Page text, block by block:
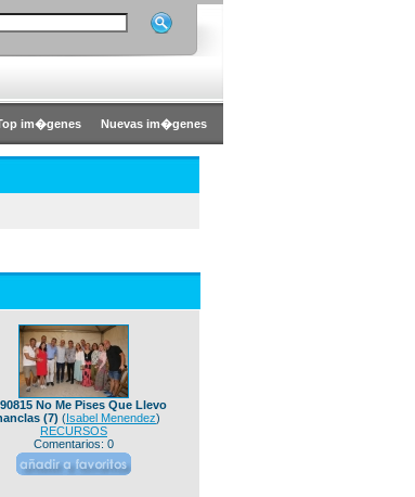
im�genes Nuevas im�genes
No Me Pises Que Llevo
(7) (Isabel Menendez)
RECURSOS
Comentarios: 0